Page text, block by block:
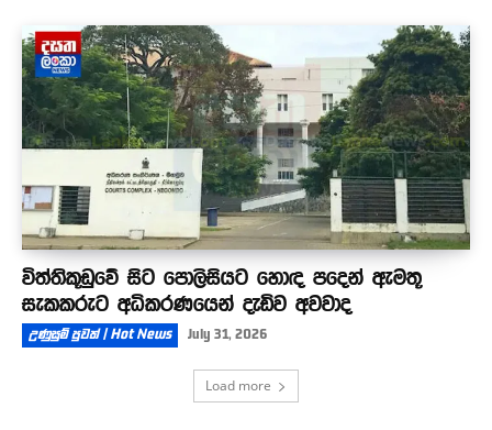
විත්තිකූඩුවේ සිට පොලිසියට හොඳ පදෙන් ඇමතූ
සැකකරුට අධිකරණයෙන් දැඩිව අවවාද
උණුසුම් පුවත් | Hot News July 31, 2026
Load more